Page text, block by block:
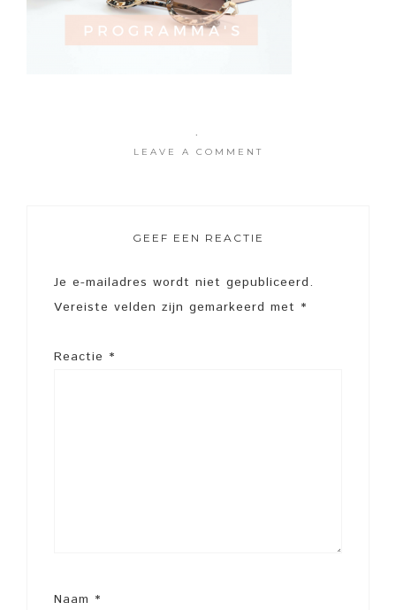
·
LEAVE A COMMENT
GEEF EEN REACTIE
Je e-mailadres wordt niet gepubliceerd.
Vereiste velden zijn gemarkeerd met *
Reactie *
Naam *